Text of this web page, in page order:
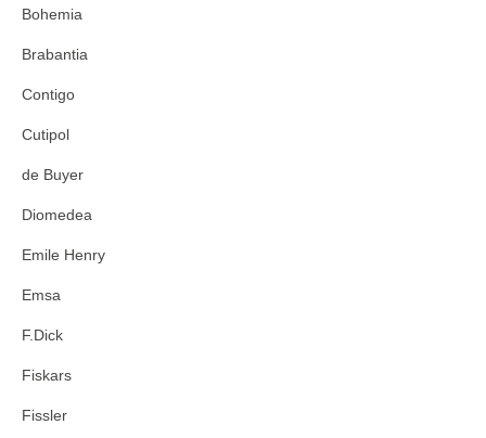
Bohemia
Brabantia
Contigo
Cutipol
de Buyer
Diomedea
Emile Henry
Emsa
F.Dick
Fiskars
Fissler